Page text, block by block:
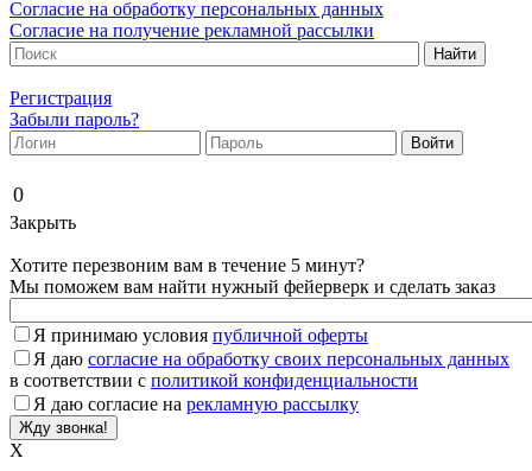
Согласие на обработку персональных данных
Согласие на получение рекламной рассылки
Регистрация
Забыли пароль?
0
Закрыть
Хотите перезвоним вам в течение 5 минут?
Мы поможем вам найти нужный фейерверк и сделать заказ
Я принимаю условия публичной оферты
Я даю согласие на обработку своих персональных данных
в соответствии с политикой конфиденциальности
Я даю согласие на рекламную рассылку
X